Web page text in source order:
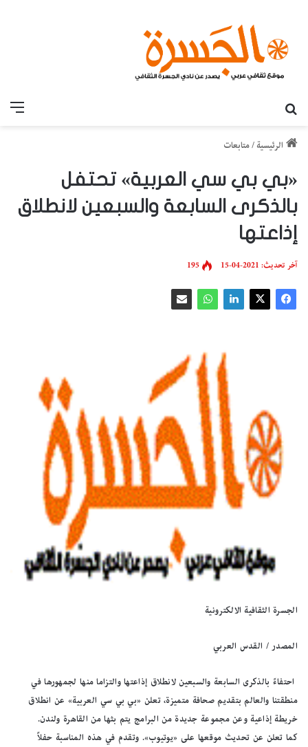
الرئيسية /متابعات
«بي بي سي العربية» تحتفل
بالذكرى السابعة والسبعين لانطلاق
إذاعتها
آخر تحديث: 2021-04-15 195
الجسرة الثقافية الالكترونية
المصدر / القدس العربي
احتفاءً بالذكرى السابعة والسبعين لانطلاق إذاعتها والتزاما منها لجمهورها في
منطقتنا والعالم بتقديم صحافة متميزة، تعلن «بي بي سي العربية» عن انطلاق
خريطة إذاعية وعن مجموعة جديدة من البرامج يتم بثها من القاهرة ولندن.
كما تعلن عن تحديث موقعها على «يوتيوب». وتقدم في هذه المناسبة حفلاً